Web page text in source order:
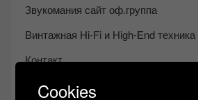
Звукомания сайт оф.группа
Винтажная Hi-Fi и High-End техника
Контакт
Одноклассники
Cookies